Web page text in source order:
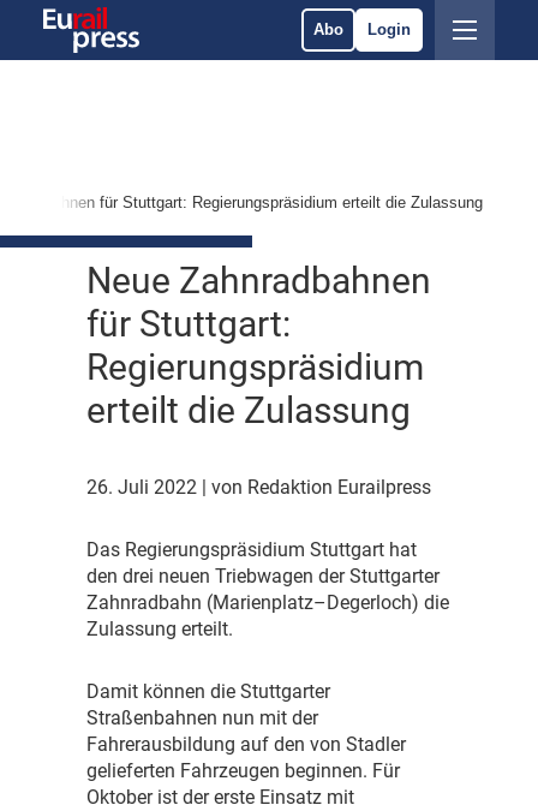
Abo Login
für Stuttgart: Regierungspräsidium erteilt die Zulassung
Neue Zahnradbahnen
für Stuttgart:
Regierungspräsidium
erteilt die Zulassung
26. Juli 2022 | von Redaktion Eurailpress
Das Regierungspräsidium Stuttgart hat
den drei neuen Triebwagen der Stuttgarter
Zahnradbahn (Marienplatz–Degerloch) die
Zulassung erteilt.
Damit können die Stuttgarter
Straßenbahnen nun mit der
Fahrerausbildung auf den von Stadler
gelieferten Fahrzeugen beginnen. Für
Oktober ist der erste Einsatz mit